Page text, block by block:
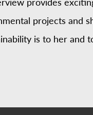
projects and
is to her and